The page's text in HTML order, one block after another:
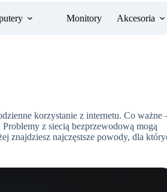
Monitory Akcesoria
korzystanie z internetu. Co
z siecią bezprzewodową mogą
znajdziesz najczęstsze powody, dla